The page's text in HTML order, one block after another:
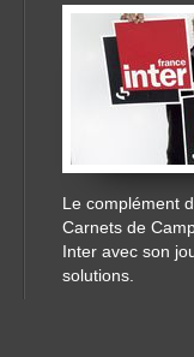
Le complément
Carnets de
Inter avec son
solutions.